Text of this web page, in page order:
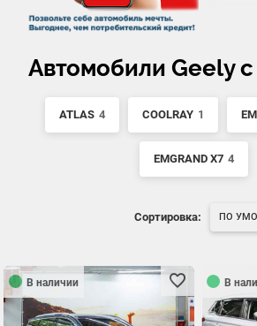
Автомобили Geely
ATLAS 4 COOLRAY 1
EMGRAND X7 4
Сортировка: ПО
В наличии В